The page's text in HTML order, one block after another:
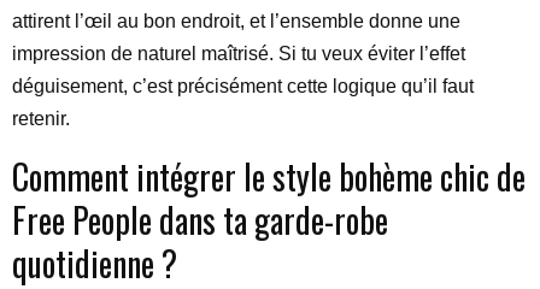
attirent l’œil au bon endroit, et l’ensemble donne une
impression de naturel maîtrisé. Si tu veux éviter l’effet
déguisement, c’est précisément cette logique qu’il faut
retenir.
Comment intégrer le style bohème chic de
Free People dans ta garde-robe
quotidienne ?